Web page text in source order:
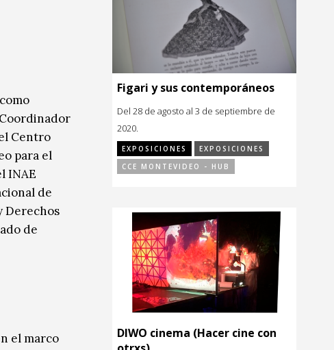
Centro
para el
INAE
de
Derechos
de
el marco
Figari y sus contemporáneos
Del 28 de agosto al 3 de septiembre de
2020.
EXPOSICIONES
EXPOSICIONES
CCE MONTEVIDEO - HUB
DIWO cinema (Hacer cine con